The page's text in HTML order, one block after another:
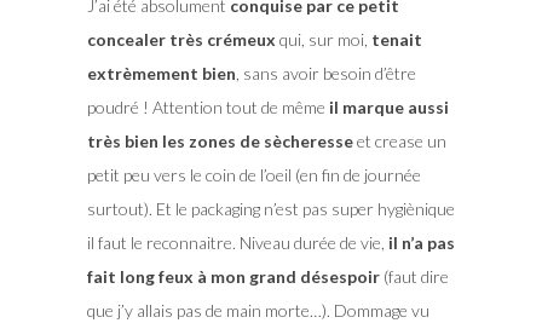
J’ai été absolument conquise par ce petit
concealer très crémeux qui, sur moi, tenait
extrèmement bien , sans avoir besoin d’être
poudré ! Attention tout de même il marque aussi
très bien les zones de sècheresseet crease un
petit peu vers le coin de l’oeil (en fin de journée
surtout). Et le packaging n’est pas super hygiènique
il faut le reconnaitre. Niveau durée de vie, il n’a pas
fait long feux à mon grand désespoir(faut dire
que j’y allais pas de main morte…). Dommage vu